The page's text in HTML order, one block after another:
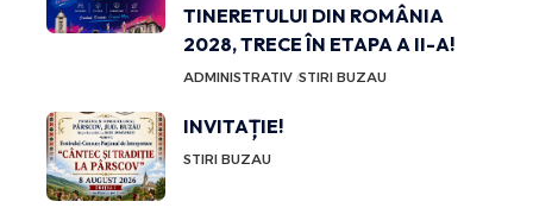
TINERETULUI DIN ROMÂNIA
2028, TRECE ÎN ETAPA A II-A!
ADMINISTRATIV STIRI BUZAU
INVITAȚIE!
STIRI BUZAU